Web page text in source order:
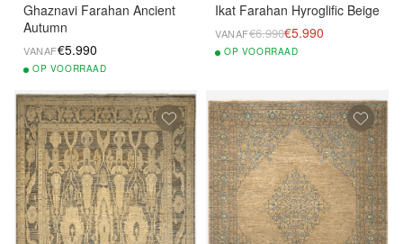
Ghaznavi Farahan Ancient
Autumn
VANAF€5.990
OP VOORRAAD
Ikat Farahan Hyroglific Beige
VANAF€6.990€5.990
OP VOORRAAD